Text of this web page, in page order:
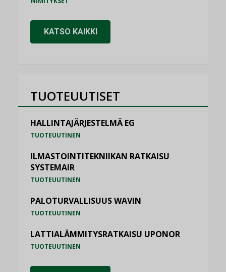
KATSO KAIKKI
TUOTEUUTISET
HALLINTAJÄRJESTELMÄ EG
TUOTEUUTINEN
ILMASTOINTITEKNIIKAN RATKAISU
SYSTEMAIR
TUOTEUUTINEN
PALOTURVALLISUUS WAVIN
TUOTEUUTINEN
LATTIALÄMMITYSRATKAISU UPONOR
TUOTEUUTINEN